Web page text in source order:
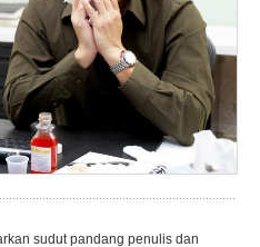
sudut pandang penulis dan